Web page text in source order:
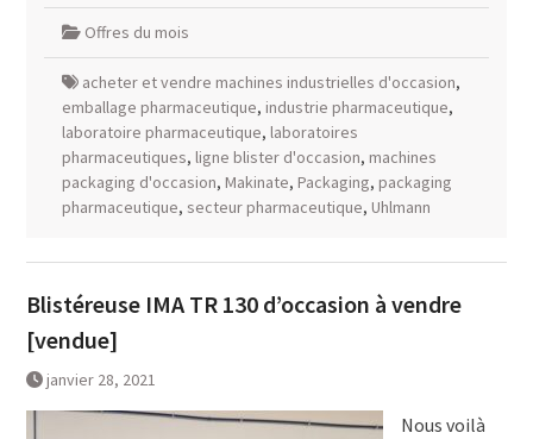
Offres du mois
acheter et vendre machines industrielles d'occasion,
emballage pharmaceutique, industrie pharmaceutique,
laboratoire pharmaceutique, laboratoires
pharmaceutiques, ligne blister d'occasion, machines
packaging d'occasion, Makinate, Packaging, packaging
pharmaceutique, secteur pharmaceutique, Uhlmann
Blistéreuse IMA TR 130 d’occasion à vendre
[vendue]
janvier 28, 2021
Nous voilà